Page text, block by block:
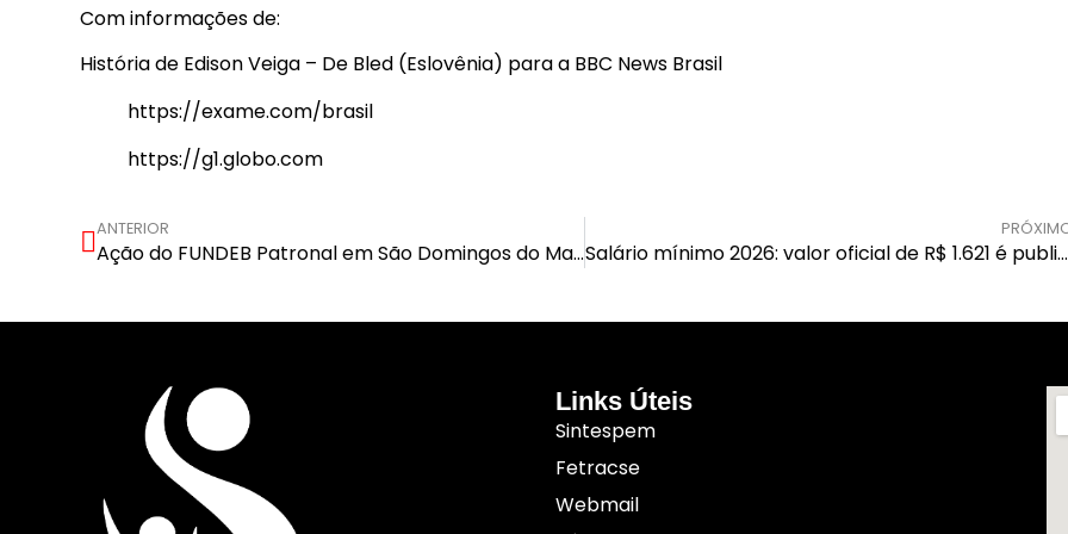
Com informações de:
História de Edison Veiga – De Bled (Eslovênia) para a BBC News Brasil
https://exame.com/brasil
https://g1.globo.com
ANTERIOR
Ação do FUNDEB Patronal em São Domingos do Maranhão Salário mínimo 2026: valor oficial de R$ 1.621 é publicado no DOU
Links Úteis
Sintespem
Fetracse
Webmail